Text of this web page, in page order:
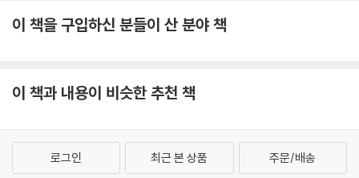
이 책을 구입하신 분들이 산 분야 책
이 책과 내용이 비슷한 추천 책
로그인 최근 본 상품 주문/배송